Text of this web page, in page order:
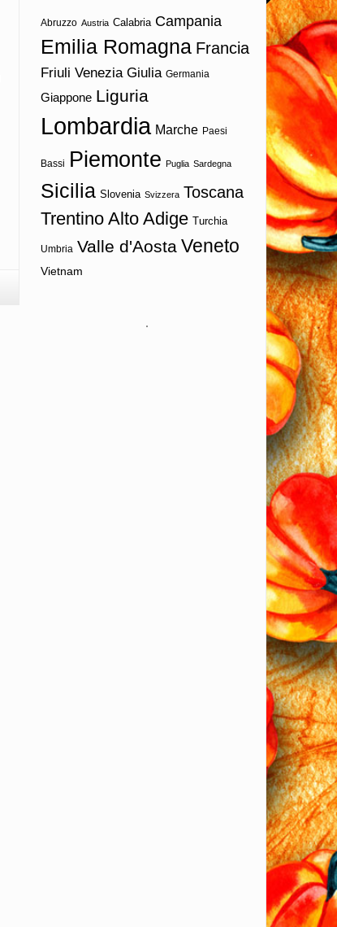
Abruzzo Austria Calabria Campania
Emilia Romagna Francia
Friuli Venezia Giulia Germania
Giappone Liguria
Lombardia Marche Paesi
Bassi Piemonte Puglia Sardegna
Sicilia Slovenia Svizzera Toscana
Trentino Alto Adige Turchia
Umbria Valle d'Aosta Veneto
Vietnam